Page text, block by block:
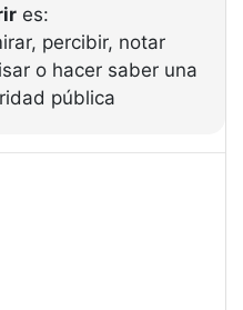
es:
percibir, notar
o hacer saber una
pública